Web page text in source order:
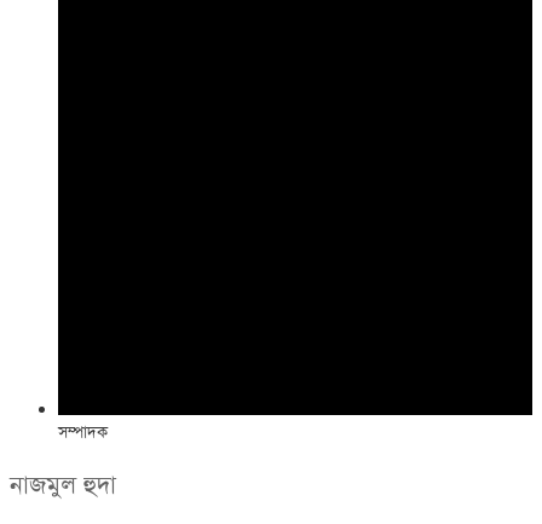
সম্পাদক
নাজমুল হুদা